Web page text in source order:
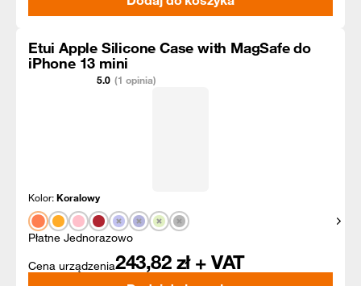
Etui Apple Silicone Case with MagSafe do
iPhone 13 mini
5.0 (1 opinia)
Kolor:Koralowy
Płatne Jednorazowo
Cena urządzenia243,82 zł + VAT